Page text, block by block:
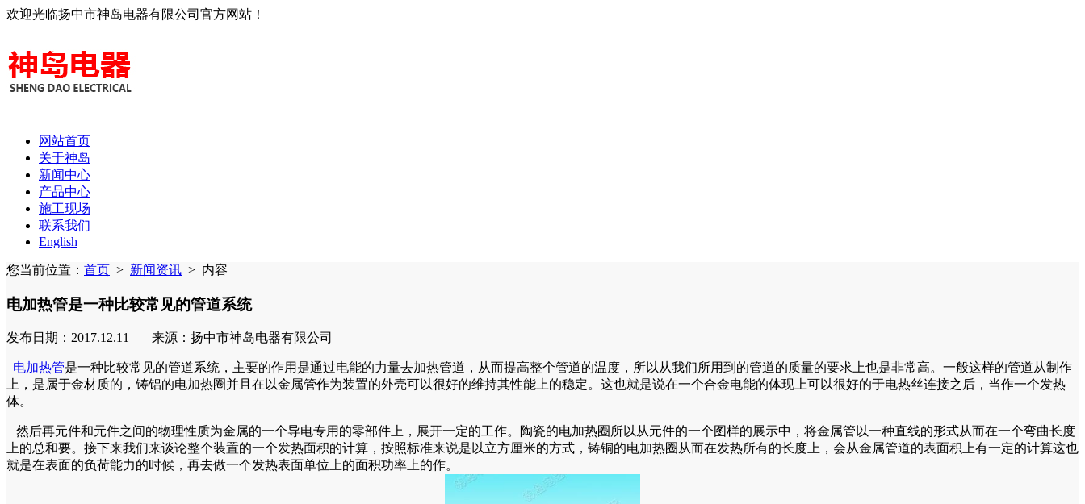
欢迎光临扬中市神岛电器有限公司官方网站！
网站首页
关于神岛
新闻中心
产品中心
施工现场
联系我们
English
您当前位置： 首页 > 新闻资讯 > 内容
电加热管是一种比较常见的管道系统
发布日期：2017.12.11 来源：扬中市神岛电器有限公司
电加热管是一种比较常见的管道系统，主要的作用是通过电能的力量去加热管道，从而提高整个管道的温度，所以从我们所用到的管道的质量的要求上也是非常高。一般这样的管道从制作
上，是属于金材质的，铸铝的电加热圈并且在以金属管作为装置的外壳可以很好的维持其性能上的稳定。这也就是说在一个合金电能的体现上可以很好的于电热丝连接之后，当作一个发热
体。
然后再元件和元件之间的物理性质为金属的一个导电专用的零部件上，展开一定的工作。陶瓷的电加热圈所以从元件的一个图样的展示中，将金属管以一种直线的形式从而在一个弯曲长度
上的总和要。接下来我们来谈论整个装置的一个发热面积的计算，按照标准来说是以立方厘米的方式，铸铜的电加热圈从而在发热所有的长度上，会从金属管道的表面积上有一定的计算这也
就是在表面的负荷能力的时候，再去做一个发热表面单位上的面积功率上的作。